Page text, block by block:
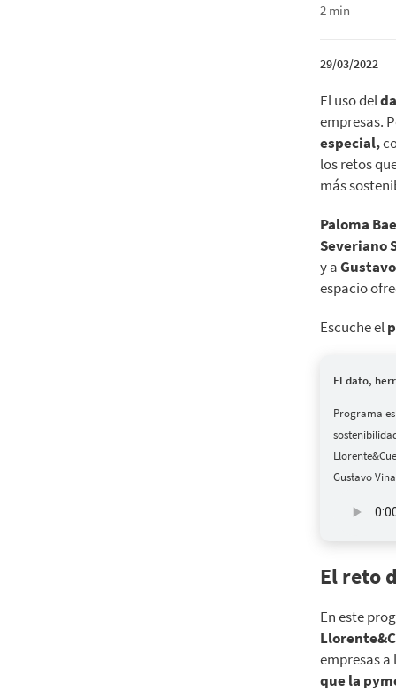
2 min
29/03/2022
El uso del
empresas.
especial,
los retos
más
Paloma
Severiano
y a
espacio
Escuche el
El dato,
Programa
Gustavo
El reto
En este
empresas
que la